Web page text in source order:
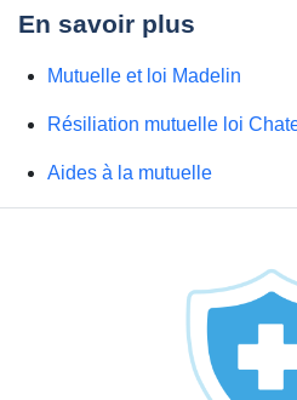
En savoir plus
Mutuelle et loi Madelin
Résiliation mutuelle loi
Aides à la mutuelle